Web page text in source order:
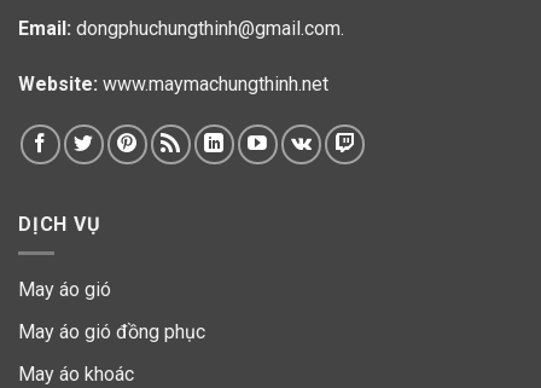
Email: dongphuchungthinh@gmail.com.
Website: www.maymachungthinh.net
DỊCH VỤ
May áo gió
May áo gió đồng phục
May áo khoác